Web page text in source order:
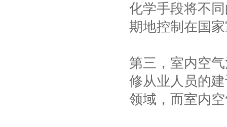
化学手段将不
期地控制在国
第三 ，室内空
修从业人员的
领域，而室内